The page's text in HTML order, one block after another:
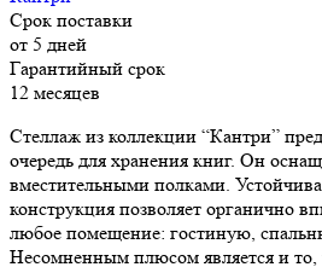
Срок поставки
от 5 дней
Гарантийный срок
12 месяцев
Стеллаж из коллекции “Кантри”
очередь для хранения книг. Он
вместительными полками.
конструкция позволяет органично
любое помещение: гостиную,
Несомненным плюсом является и то,